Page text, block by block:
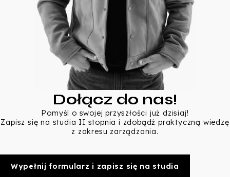
Dołącz do nas!
Pomyśl o swojej przyszłości już dzisiaj!
Zapisz się na studia II stopnia i zdobądź praktyczną wiedzę
z zakresu zarządzania.
Wypełnij formularz i zapisz się na studia